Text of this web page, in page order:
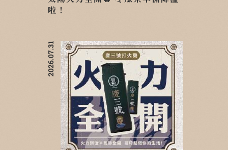
啦！
2026.07.31